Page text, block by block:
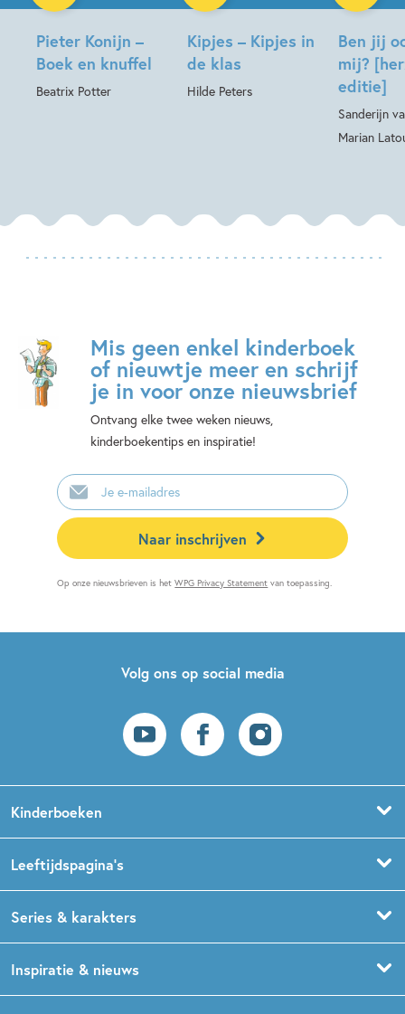
Pieter Konijn –
Boek en knuffel
Beatrix Potter
Kipjes – Kipjes in
de klas
Hilde Peters
Ben jij
mij?
editie]
Sanderijn
Marian
Mis geen enkel kinderboek
of nieuwtje meer en schrijf
je in voor onze nieuwsbrief
Ontvang elke twee weken nieuws,
kinderboekentips en inspiratie!
E-
mailadres
Naar inschrijven
Op onze nieuwsbrieven is hetWPG Privacy Statement van toepassing.
Volg ons op social media
Kinderboeken
Prentenboeken
Babyboeken
Leeftijdspagina’s
Boekentips 1,5 - 3 jaar
Series & karakters
Dog Man
Inspiratie & nieuws